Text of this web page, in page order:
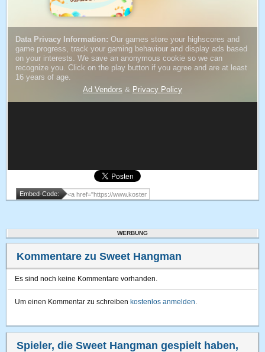
Embed-Code:
WERBUNG
Kommentare zu Sweet Hangman
Es sind noch keine Kommentare vorhanden.
Um einen Kommentar zu schreiben kostenlos anmelden.
Spieler, die Sweet Hangman gespielt haben,